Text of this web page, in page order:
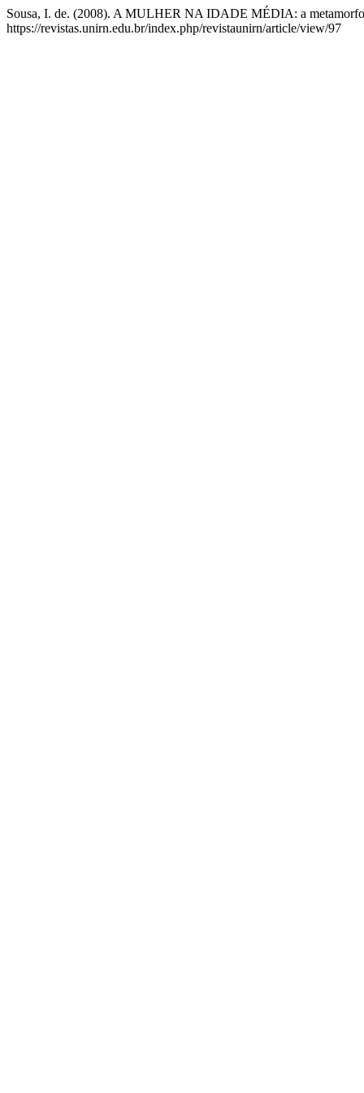
Sousa, I. de. (2008). A MULHER NA IDADE MÉDIA: a
https://revistas.unirn.edu.br/index.php/revistaunirn/article/view/97